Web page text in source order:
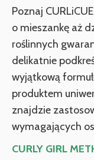
Poznaj
o mieszankę aż
roślinnych
delikatnie
wyjątkową
produktem
znajdzie
wymagających
CURLY GIRL